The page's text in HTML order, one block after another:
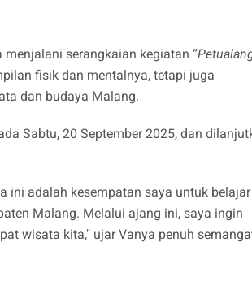
serangkaian kegiatan “
fisik dan mentalnya, tetapi juga
dan budaya Malang.
Sabtu, 20 September 2025, dan
ini adalah kesempatan saya untuk belajar
Malang. Melalui ajang ini, saya ingin
wisata kita," ujar Vanya penuh